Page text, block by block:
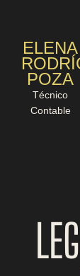
ELENA
POZA
Técnico
Contable